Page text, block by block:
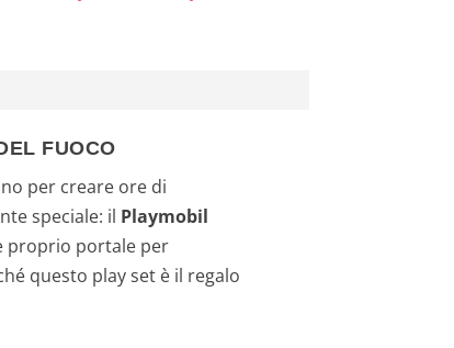
FUOCO
per creare ore di
speciale: il Playmobil
proprio portale per
questo play set è il regalo